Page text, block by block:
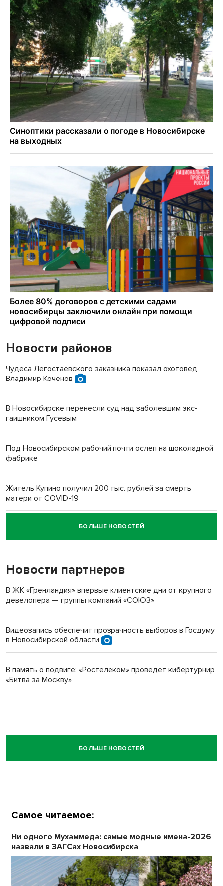
Новости районов
Чудеса Легостаевского заказника показал охотовед
Владимир Коченов
В Новосибирске перенесли суд над заболевшим экс-
гаишником Гусевым
Под Новосибирском рабочий почти ослеп на шоколадной
фабрике
Житель Купино получил 200 тыс. рублей за смерть
матери от COVID-19
Новосибирский суд наказал водителя за смерть
пенсионерки на вокзале
БОЛЬШЕ НОВОСТЕЙ
Новости партнеров
В ЖК «Гренландия» впервые клиентские дни от крупного
девелопера — группы компаний «СОЮЗ»
Видеозапись обеспечит прозрачность выборов в Госдуму
в Новосибирской области
В память о подвиге: «Ростелеком» проведет кибертурнир
«Битва за Москву»
БОЛЬШЕ НОВОСТЕЙ
Самое читаемое:
Ни одного Мухаммеда: самые модные имена-2026
назвали в ЗАГСах Новосибирска